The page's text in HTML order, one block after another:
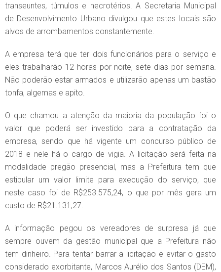
transeuntes, túmulos e necrotérios. A Secretaria Municipal
de Desenvolvimento Urbano divulgou que estes locais são
alvos de arrombamentos constantemente.
A empresa terá que ter dois funcionários para o serviço e
eles trabalharão 12 horas por noite, sete dias por semana.
Não poderão estar armados e utilizarão apenas um bastão
tonfa, algemas e apito.
O que chamou a atenção da maioria da população foi o
valor que poderá ser investido para a contratação da
empresa, sendo que há vigente um concurso público de
2018 e nele há o cargo de vigia. A licitação será feita na
modalidade pregão presencial, mas a Prefeitura tem que
estipular um valor limite para execução do serviço, que
neste caso foi de R$253.575,24, o que por mês gera um
custo de R$21.131,27.
A informação pegou os vereadores de surpresa já que
sempre ouvem da gestão municipal que a Prefeitura não
tem dinheiro. Para tentar barrar a licitação e evitar o gasto
considerado exorbitante, Marcos Aurélio dos Santos (DEM),